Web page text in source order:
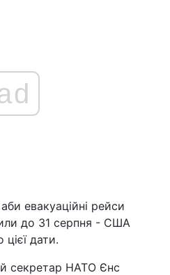
евакуаційні рейси
до 31 серпня - США
дати.
секретар НАТО Єнс